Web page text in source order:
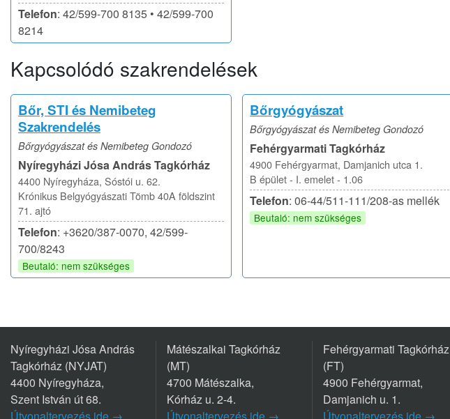
Telefon: 42/599-700 8135 • 42/599-700
8214
Kapcsolódó szakrendelések
Bőr, STI és Nemibeteg
Szakrendelés
Bőrgyógyászat és Nemibeteg Gondozó
Nyíregyházi Jósa András Tagkórház
4400 Nyíregyháza, Sóstói u. 62.
Krónikus Belgyógyászati Tömb 40A földszint
71. ajtó
Telefon: +3620/387-0070, 42/599-
700/8243
Beutaló: nem szükséges
Bőrgyógyászat
Bőrgyógyászat és Nemibeteg Gondozó
Fehérgyarmati Tagkórház
4900 Fehérgyarmat, Damjanich utca 1.
B épület - I. emelet - 1.06
Telefon: 06-44/511-111/208-as mellék
Beutaló: nem szükséges
Nyíregyházi Jósa András
Tagkórház (NYJAT)
4400 Nyíregyháza,
Szent István út 68.
Mátészalkai Tagkórház
(MT)
4700 Mátészalka,
Kórház u. 2-4.
Fehérgyarmati Tagkórház
(FT)
4900 Fehérgyarmat,
Damjanich u. 1.